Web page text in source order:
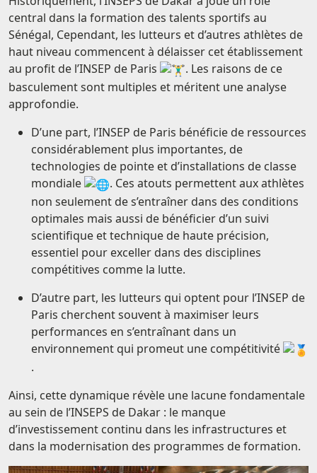
central dans la formation des talents sportifs au
Sénégal, Cependant, les lutteurs et d’autres athlètes de
haut niveau commencent à délaisser cet établissement
au profit de l’INSEP de Paris
. Les raisons de ce
basculement sont multiples et méritent une analyse
approfondie.
D’une part, l’INSEP de Paris bénéficie de ressources
considérablement plus importantes, de
technologies de pointe et d’installations de classe
mondiale
. Ces atouts permettent aux athlètes
non seulement de s’entraîner dans des conditions
optimales mais aussi de bénéficier d’un suivi
scientifique et technique de haute précision,
essentiel pour exceller dans des disciplines
compétitives comme la lutte.
D’autre part, les lutteurs qui optent pour l’INSEP de
Paris cherchent souvent à maximiser leurs
performances en s’entraînant dans un
environnement qui promeut une compétitivité
.
Ainsi, cette dynamique révèle une lacune fondamentale
au sein de l’INSEPS de Dakar : le manque
d’investissement continu dans les infrastructures et
dans la modernisation des programmes de formation.